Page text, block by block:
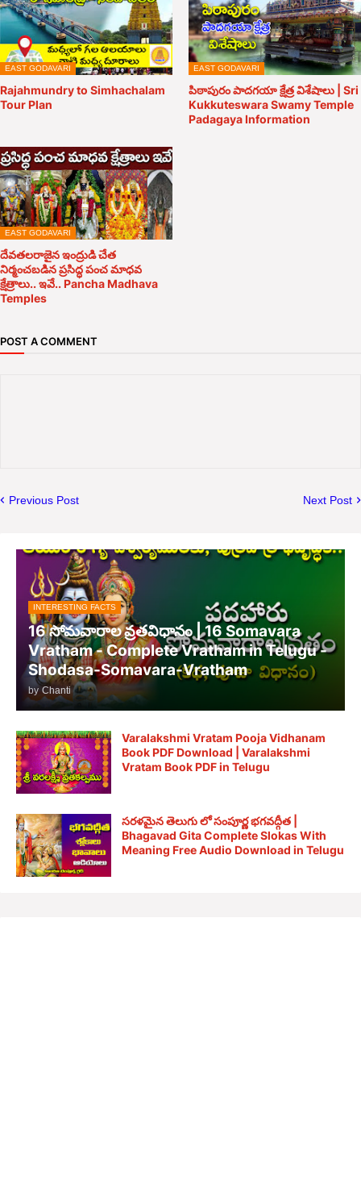
EAST GODAVARI
Rajahmundry to Simhachalam
Tour Plan
EAST GODAVARI
పిఠాపురం పాదగయా క్షేత్ర విశేషాలు | Sri
Kukkuteswara Swamy Temple
Padagaya Information
EAST GODAVARI
దేవతలరాజైన ఇంద్రుడి చేత
నిర్మంచబడిన ప్రసిద్ధ పంచ మాధవ
క్షేత్రాలు.. ఇవే.. Pancha Madhava
Temples
POST A COMMENT
Previous Post Next Post
INTERESTING FACTS
16 సోమవారాల వ్రతవిధానం | 16 Somavara
Vratham - Complete Vratham in Telugu -
Shodasa-Somavara-Vratham
by Chanti
Varalakshmi Vratam Pooja Vidhanam
Book PDF Download | Varalakshmi
Vratam Book PDF in Telugu
సరళమైన తెలుగు లో సంపూర్ణ భగవద్గీత |
Bhagavad Gita Complete Slokas With
Meaning Free Audio Download in Telugu